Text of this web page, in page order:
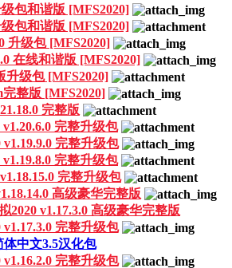
包和谐版 [MFS2020]
包和谐版 [MFS2020]
升级包 [MFS2020]
在线和谐版 [MFS2020]
升级包 [MFS2020]
完整版 [MFS2020]
完整版
v1.20.6.0 完整升级包
v1.19.9.0 完整升级包
v1.19.8.0 完整升级包
完整升级包
高级豪华完整版
2020 v1.17.3.0 高级豪华完整版
v1.17.3.0 完整升级包
中文3.5汉化包
v1.16.2.0 完整升级包